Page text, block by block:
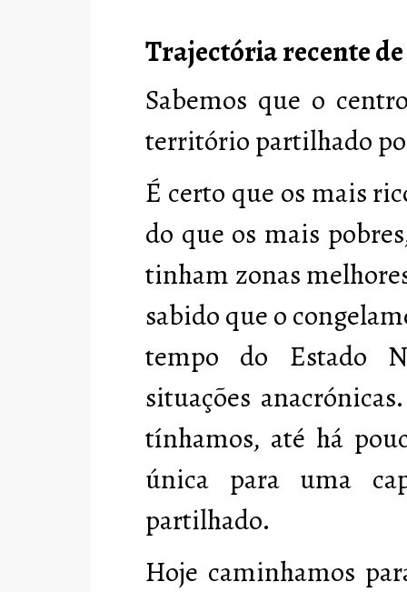
Trajectória recente
Sabemos que o
território partilhado
É certo que os mais
do que os mais
tinham zonas
sabido que o
tempo do Estado
situações
tínhamos, até há
única para uma
partilhado.
Hoje caminhamos